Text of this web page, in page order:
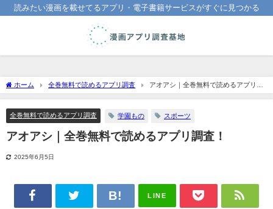
読みたい漫画を載せてるアプリ・電子書籍サービスがすぐに見つかる
ホーム 全巻無料で読めるアプリ調査
アオアシ｜全巻無料で読めるアプリ調
査！
全巻無料で読めるアプリ調査 学園もの スポーツ
アオアシ｜全巻無料で読めるアプリ調査！
2025年6月5日
LINE